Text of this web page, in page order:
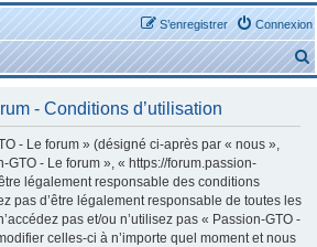
Connexion
S’enregistrer
e
- Conditions d’utilisation
- Le forum » (désigné ci-après par « nous »,
GTO - Le forum », « https://forum.passion-
légalement responsable des conditions
pas d’être légalement responsable de toutes les
pas et/ou n’utilisez pas « Passion-GTO -
celles-ci à n’importe quel moment et nous